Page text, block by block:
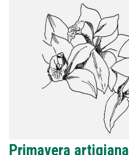
Primavera artigiana